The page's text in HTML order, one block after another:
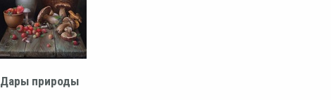
Дары природы